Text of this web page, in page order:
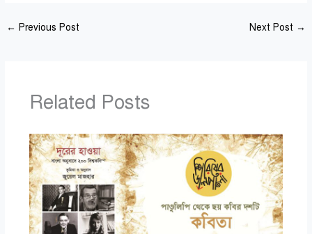
← Previous Post Next Post →
Related Posts